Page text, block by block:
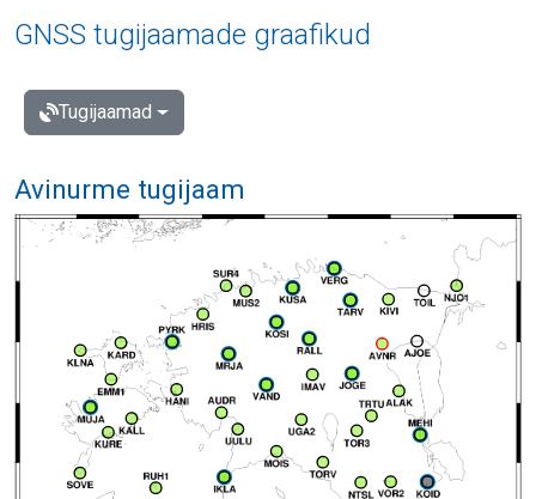
GNSS tugijaamade graafikud
Tugijaamad
Avinurme tugijaam